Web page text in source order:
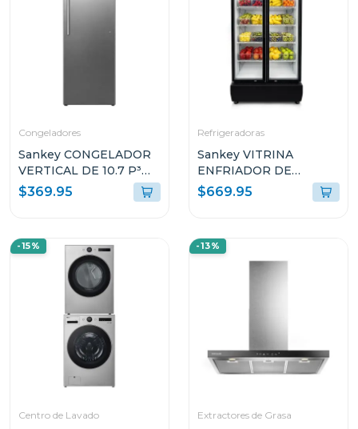
Congeladores
Sankey CONGELADOR
VERTICAL DE 10.7 P³
RFC1301
$369.95
Refrigeradoras
Sankey VITRINA
ENFRIADOR DE
20CUFT RFD20N
$669.95
-15%
Centro de Lavado
-13%
Extractores de Grasa